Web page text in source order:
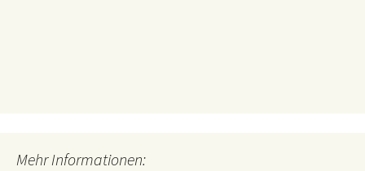
Mehr Informationen: